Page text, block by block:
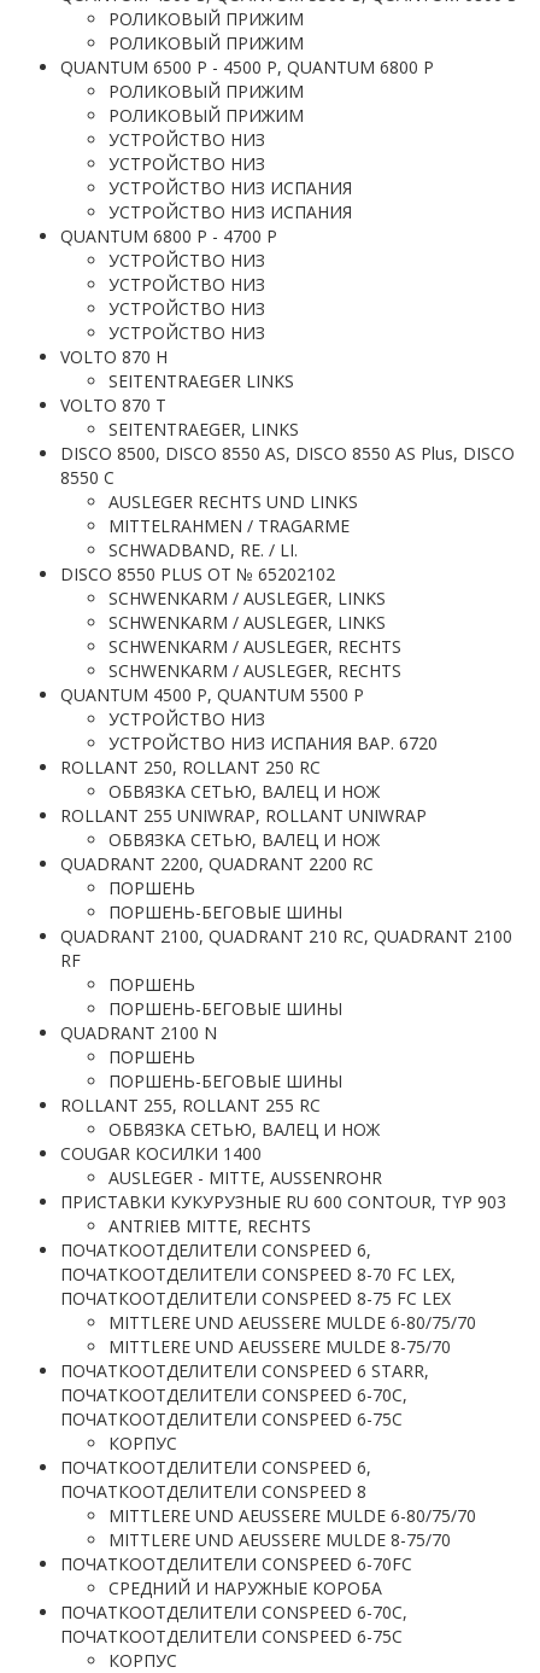
РОЛИКОВЫЙ ПРИЖИМ
РОЛИКОВЫЙ ПРИЖИМ
QUANTUM 6500 P - 4500 P, QUANTUM 6800 P
РОЛИКОВЫЙ ПРИЖИМ
РОЛИКОВЫЙ ПРИЖИМ
УСТРОЙСТВО НИЗ
УСТРОЙСТВО НИЗ
УСТРОЙСТВО НИЗ ИСПАНИЯ
УСТРОЙСТВО НИЗ ИСПАНИЯ
QUANTUM 6800 P - 4700 P
УСТРОЙСТВО НИЗ
УСТРОЙСТВО НИЗ
УСТРОЙСТВО НИЗ
УСТРОЙСТВО НИЗ
VOLTO 870 H
SEITENTRAEGER LINKS
VOLTO 870 T
SEITENTRAEGER, LINKS
DISCO 8500, DISCO 8550 AS, DISCO 8550 AS Plus, DISCO
8550 C
AUSLEGER RECHTS UND LINKS
MITTELRAHMEN / TRAGARME
SCHWADBAND, RE. / LI.
DISCO 8550 PLUS ОТ № 65202102
SCHWENKARM / AUSLEGER, LINKS
SCHWENKARM / AUSLEGER, LINKS
SCHWENKARM / AUSLEGER, RECHTS
SCHWENKARM / AUSLEGER, RECHTS
QUANTUM 4500 P, QUANTUM 5500 P
УСТРОЙСТВО НИЗ
УСТРОЙСТВО НИЗ ИСПАНИЯ ВАР. 6720
ROLLANT 250, ROLLANT 250 RC
ОБВЯЗКА СЕТЬЮ, ВАЛЕЦ И НОЖ
ROLLANT 255 UNIWRAP, ROLLANT UNIWRAP
ОБВЯЗКА СЕТЬЮ, ВАЛЕЦ И НОЖ
QUADRANT 2200, QUADRANT 2200 RC
ПОРШЕНЬ
ПОРШЕНЬ-БЕГОВЫЕ ШИНЫ
QUADRANT 2100, QUADRANT 210 RC, QUADRANT 2100
RF
ПОРШЕНЬ
ПОРШЕНЬ-БЕГОВЫЕ ШИНЫ
QUADRANT 2100 N
ПОРШЕНЬ
ПОРШЕНЬ-БЕГОВЫЕ ШИНЫ
ROLLANT 255, ROLLANT 255 RC
ОБВЯЗКА СЕТЬЮ, ВАЛЕЦ И НОЖ
COUGAR КОСИЛКИ 1400
AUSLEGER - MITTE, AUSSENROHR
ПРИСТАВКИ КУКУРУЗНЫЕ RU 600 CONTOUR, TYP 903
ANTRIEB MITTE, RECHTS
ПОЧАТКООТДЕЛИТЕЛИ CONSPEED 6,
ПОЧАТКООТДЕЛИТЕЛИ CONSPEED 8-70 FC LEX,
ПОЧАТКООТДЕЛИТЕЛИ CONSPEED 8-75 FC LEX
MITTLERE UND AEUSSERE MULDE 6-80/75/70
MITTLERE UND AEUSSERE MULDE 8-75/70
ПОЧАТКООТДЕЛИТЕЛИ CONSPEED 6 STARR,
ПОЧАТКООТДЕЛИТЕЛИ CONSPEED 6-70C,
ПОЧАТКООТДЕЛИТЕЛИ CONSPEED 6-75C
КОРПУС
ПОЧАТКООТДЕЛИТЕЛИ CONSPEED 6,
ПОЧАТКООТДЕЛИТЕЛИ CONSPEED 8
MITTLERE UND AEUSSERE MULDE 6-80/75/70
MITTLERE UND AEUSSERE MULDE 8-75/70
ПОЧАТКООТДЕЛИТЕЛИ CONSPEED 6-70FC
СРЕДНИЙ И НАРУЖНЫЕ КОРОБА
ПОЧАТКООТДЕЛИТЕЛИ CONSPEED 6-70C,
ПОЧАТКООТДЕЛИТЕЛИ CONSPEED 6-75C
КОРПУС